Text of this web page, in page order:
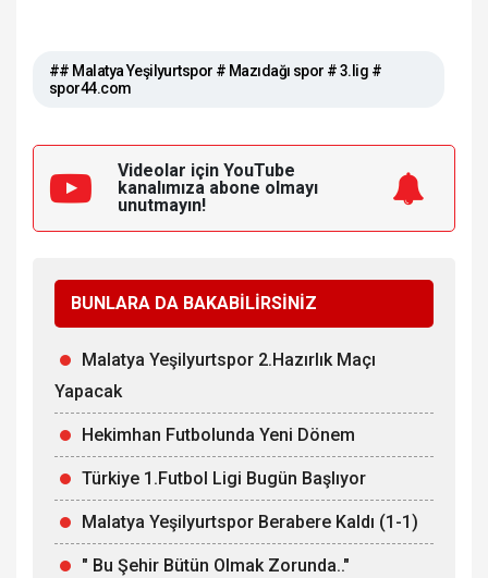
## Malatya Yeşilyurtspor # Mazıdağı spor # 3.lig #
spor44.com
Videolar için YouTube
kanalımıza abone olmayı
unutmayın!
BUNLARA DA BAKABİLİRSİNİZ
Malatya Yeşilyurtspor 2.Hazırlık Maçı
Yapacak
Hekimhan Futbolunda Yeni Dönem
Türkiye 1.Futbol Ligi Bugün Başlıyor
Malatya Yeşilyurtspor Berabere Kaldı (1-1)
" Bu Şehir Bütün Olmak Zorunda.."